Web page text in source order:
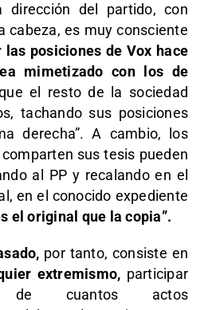
dirección del partido, con
cabeza, es muy consciente
posiciones de Vox hace
mimetizado con los de
el resto de la sociedad
tachando sus posiciones
derecha”. A cambio, los
sus tesis pueden
al PP y recalando en el
en el conocido expediente
el original que la copia”.
por tanto, consiste en
extremismo, participar
de cuantos actos